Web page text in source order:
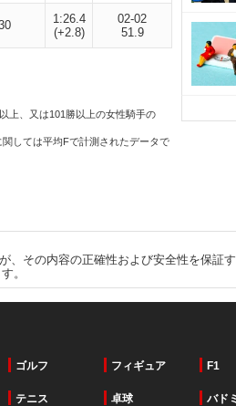
1:26.4
(+2.8)
02-02
51.9
上、又は101勝以上の女性騎手の
しては平均Fで計測されたデータで
その内容の正確性および安全性を保証
。
ゴルフ フィギュア F1
テニス 卓球 バド